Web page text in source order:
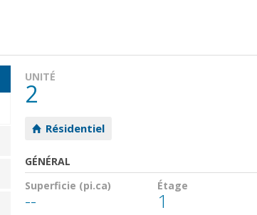
UNITÉ
2
Résidentiel
GÉNÉRAL
Superficie (pi.ca)
--
Étage
1